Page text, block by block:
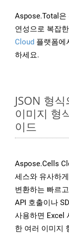
Aspose.Total은
연성으로 복잡
Cloud 플랫폼에
하세요.
JSON 형
이미지 형
이드
Aspose.Cells
세스와 유사하
변환하는 빠르
API 호출이나
사용하면 Excel
한 여러 이미지